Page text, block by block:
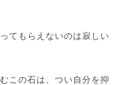
てもらえないのは寂しい
この石は、つい自分を抑